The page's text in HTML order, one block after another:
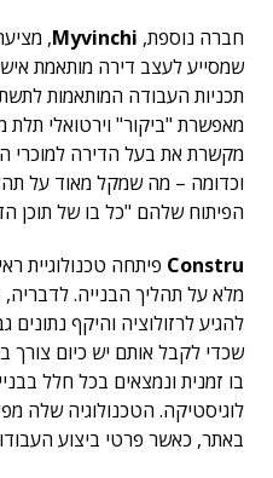
חברה נוספת, Myvinchi
,
שמסייע לעצב דירה מותאמת
תכניות העבודה המותאמות
מאפשרת "ביקור" וירטואלי
מקשרת את בעל הדירה למוכרי
וכדומה – מה שמקל מאוד על
הפיתוח שלהם "כל בו של תוכן
Constru פיתחה טכנולוגיית
מלא על תהליך הבנייה.
להגיע לרזולוציה והיקף
שכדי לקבל אותם יש כיום
בו זמנית ונמצאים בכל חלל
לוגיסטיקה. הטכנולוגיה שלה
באתר, כאשר פרטי ביצוע